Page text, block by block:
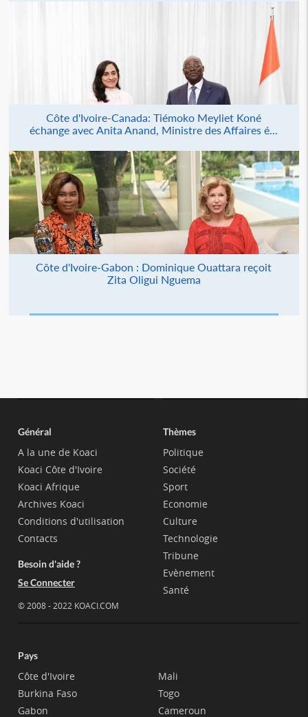
Côte d'Ivoire-Canada: Tiémoko Meyliet Koné
échange avec Anita Anand, Ministre des Affaires é...
Côte d'Ivoire-Gabon : Dominique Ouattara reçoit
Zita Oligui Nguema
Général
A la une de Koaci
Koaci Côte d'Ivoire
Koaci Afrique
Archives Koaci
Conditions d'utilisation
Contacts
Besoin d'aide ?
Se Connecter
© 2008 - 2022 KOACI.COM
Thèmes
Politique
Société
Sport
Economie
Culture
Technologie
Tribune
Evènement
Santé
Pays
Côte d'Ivoire
Burkina Faso
Gabon
Mali
Togo
Cameroun